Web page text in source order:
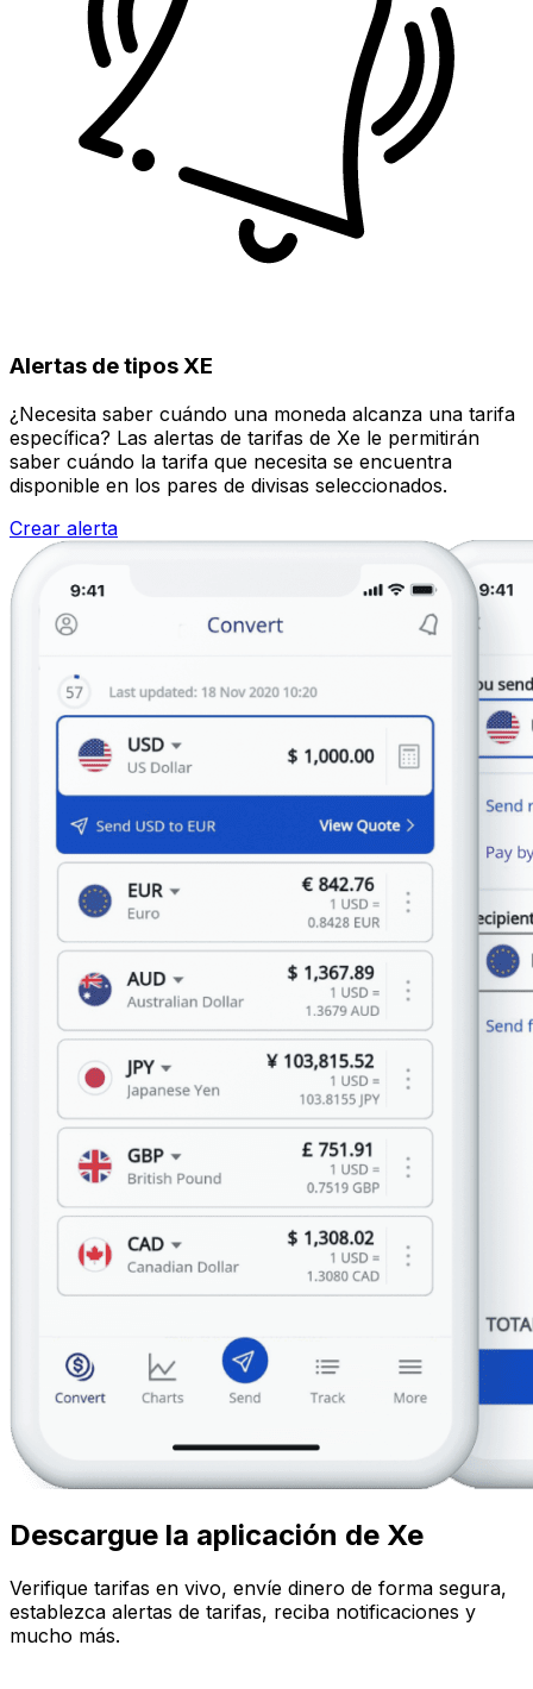
Alertas de tipos XE
¿Necesita saber cuándo una moneda alcanza una tarifa
específica? Las alertas de tarifas de Xe le permitirán
saber cuándo la tarifa que necesita se encuentra
disponible en los pares de divisas seleccionados.
Crear alerta
Descargue la aplicación de Xe
Verifique tarifas en vivo, envíe dinero de forma segura,
establezca alertas de tarifas, reciba notificaciones y
mucho más.